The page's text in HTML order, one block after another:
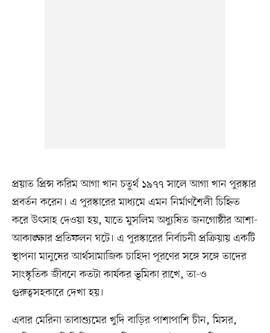
প্রয়াত প্রিন্স করিম আগা খান চতুর্থ ১৯৭৭ সালে আগা খান পুরস্কার
প্রবর্তন করেন। এ পুরস্কারের মাধ্যমে এমন নির্মাণশৈলী চিহ্নিত
করে উৎসাহ দেওয়া হয়, যাতে মুসলিম অধ্যুষিত জনগোষ্ঠীর আশা-
আকাঙ্ক্ষার প্রতিফলন ঘটে। এ পুরস্কারের নির্বাচনী প্রক্রিয়ায় একটি
স্থাপনা মানুষের আর্থসামাজিক চাহিদা পূরণের সঙ্গে সঙ্গে তাদের
সাংস্কৃতিক জীবনে কতটা কার্যকর ভূমিকা রাখে, তা-ও
গুরুত্বসহকারে দেখা হয়।
এবার মেরিনা তাবাশ্যুমের খুদি বাড়ির পাশাপাশি চীন, মিসর,